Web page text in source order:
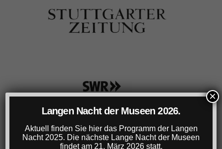
Langen Nacht der Museen 2026.
Aktuell finden Sie hier das Programm der Langen
Nacht 2025. Die nächste Lange Nacht der Museen
findet am 21. März 2026 statt.
×